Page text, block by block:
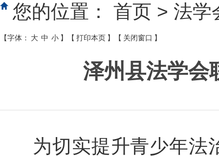
您的位置： 首页 > 法学
【字体： 大 中 小 】 【 打印本页 】 【 关闭窗口 】
泽州县法学会
为切实提升青少年法